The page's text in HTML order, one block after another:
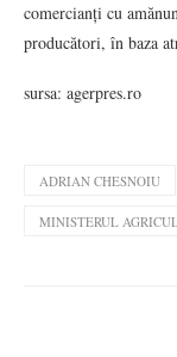
comercianți cu
producători, în baza
sursa: agerpres.ro
ADRIAN CHESNOIU
MINISTERUL